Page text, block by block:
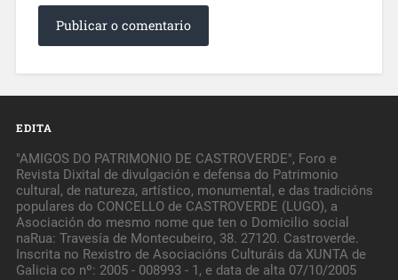
EDITA
"AMIGOS DO PATRIMONIO DE CASTROVERDE", Foro e
Revista Dixital de divulgación e defensa do Patrimonio
cultural, de natureza, artístico, monumental, e das tradicións
populares do CONCELLO de CASTROVERDE (LUGO), a
Asociación do mesmo nome que ten o Domicilio social
naRua: Travesía de Montecubeiro, 38. 27120. Castroverde.
Inscrita no Rexistro de Asociacións Culturáis da XUNTA de
Galicia co nº: 2005 - 008993 - 1, e data de alta 07/10/2005